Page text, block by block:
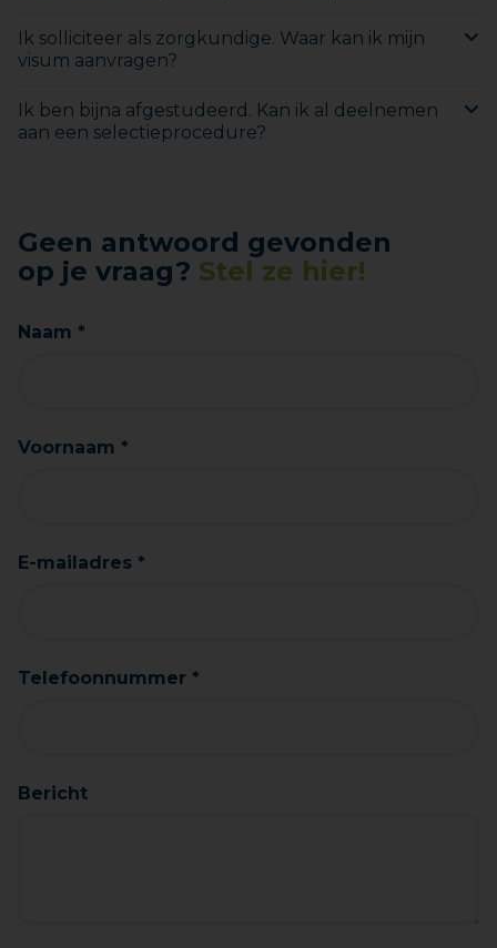
Ik solliciteer als zorgkundige. Waar kan ik mijn
visum aanvragen?
Ik ben bijna afgestudeerd. Kan ik al deelnemen
aan een selectieprocedure?
Geen antwoord gevonden
op je vraag? Stel ze hier!
Naam *
Voornaam *
E-mailadres *
Telefoonnummer *
Bericht